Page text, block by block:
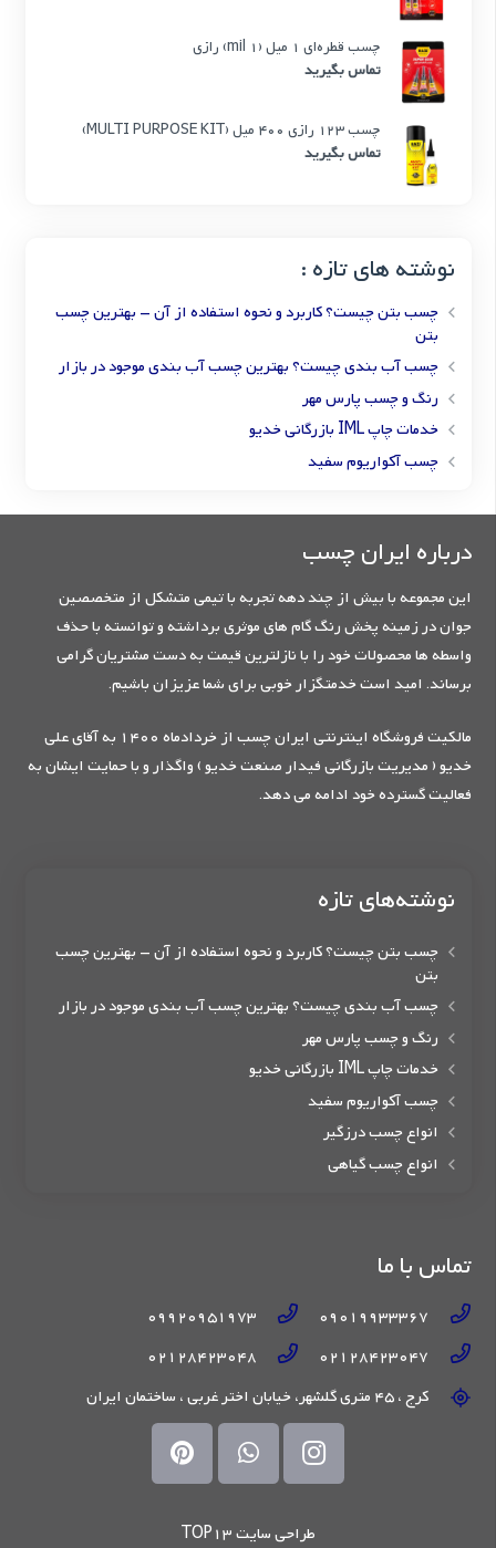
چسب قطره‌ای 1 میل (1 mil) رازی
تماس بگیرید
چسب 123 رازی 400 میل (MULTI PURPOSE KIT)
تماس بگیرید
نوشته های تازه :
چسب بتن چیست؟ کاربرد و نحوه استفاده از آن – بهترین چسب
بتن
چسب آب بندی چیست؟ بهترین چسب آب بندی موجود در بازار
رنگ و چسب پارس مهر
خدمات چاپ IML بازرگانی خدیو
چسب آکواریوم سفید
درباره ایران چسب
این مجموعه با بیش از چند دهه تجربه با تیمی متشکل از متخصصین
جوان در زمینه پخش رنگ گام های موثری برداشته و توانسته با حذف
واسطه ها محصولات خود را با نازلترین قیمت به دست مشتریان گرامی
برساند. امید است خدمتگزار خوبی برای شما عزیزان باشیم.
مالکیت فروشگاه اینترنتی ایران چسب از خردادماه 1400 به آقای علی
خدیو ( مدیریت بازرگانی فیدار صنعت خدیو ) واگذار و با حمایت ایشان به
فعالیت گسترده خود ادامه می دهد.
نوشته‌های تازه
چسب بتن چیست؟ کاربرد و نحوه استفاده از آن – بهترین چسب
بتن
چسب آب بندی چیست؟ بهترین چسب آب بندی موجود در بازار
رنگ و چسب پارس مهر
خدمات چاپ IML بازرگانی خدیو
چسب آکواریوم سفید
انواع چسب درزگیر
انواع چسب گیاهی
تماس با ما
09019933367
09920951973
02128423047
02128423048
کرج ، 45 متری گلشهر، خیابان اختر غربی ، ساختمان ایران
طراحی سایت TOP13